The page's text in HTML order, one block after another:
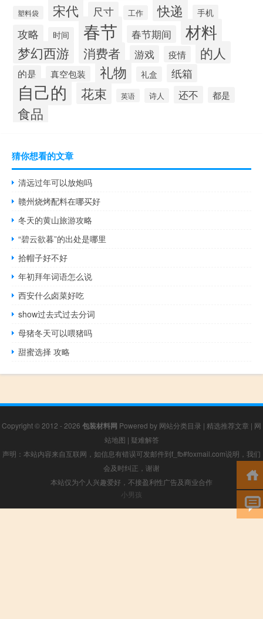
塑料袋 宋代 尺寸 工作 快递 手机
攻略 时间 春节 春节期间 材料
梦幻西游 消费者 游戏 疫情 的人
的是 真空包装 礼物 礼盒 纸箱
自己的 花束 英语 诗人 还不 都是
食品
猜你想看的文章
清远过年可以放炮吗
赣州烧烤配料在哪买好
冬天的黄山旅游攻略
“碧云欲暮”的出处是哪里
拾帽子好不好
年初拜年词语怎么说
西安什么卤菜好吃
show过去式过去分词
母猪冬天可以喂猪吗
甜蜜选择 攻略
Copyright © 2012 - 2026 包装材料网 Powered by 网站分类目录 | 精选推荐文章 | 网
站地图 | 疑难解答
声明：本站内容来自互联网，如信息有错误可发邮件到f_fb#foxmail.com说明，我们
会及时纠正，谢谢
本站仅为个人兴趣爱好，不接盈利性广告及商业合作
小男孩